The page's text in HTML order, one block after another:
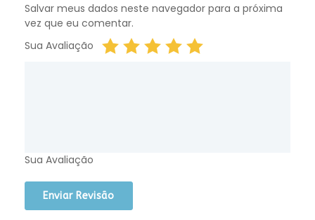
Salvar meus dados neste navegador para a próxima
vez que eu comentar.
Sua Avaliação
Sua Avaliação